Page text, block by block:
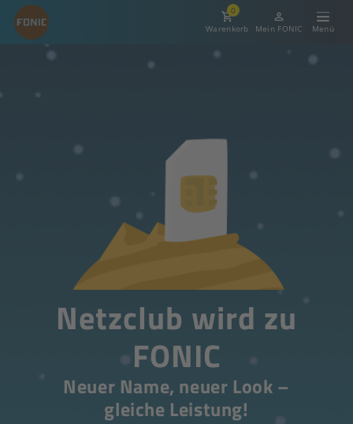
0
Warenkorb
Mein FONIC
Netzclub wird zu
FONIC
Neuer Name, neuer Look –
gleiche Leistung!